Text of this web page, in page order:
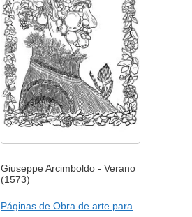
Giuseppe Arcimboldo - Verano
(1573)
Páginas de Obra de arte para